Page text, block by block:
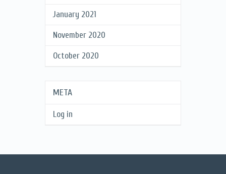
January 2021
November 2020
October 2020
META
Log in